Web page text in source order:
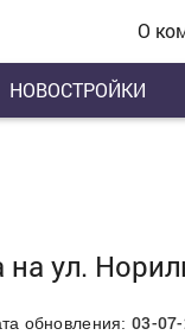
О
НОВОСТРОЙКИ
ул.
обновления: 03-